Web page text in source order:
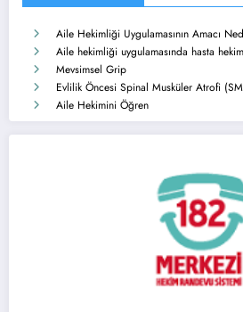
Aile Hekimliği Uygulamasının Amacı
Aile hekimliği uygulamasında hasta
Mevsimsel Grip
Evlilik Öncesi Spinal Musküler Atrofi
Aile Hekimini Öğren